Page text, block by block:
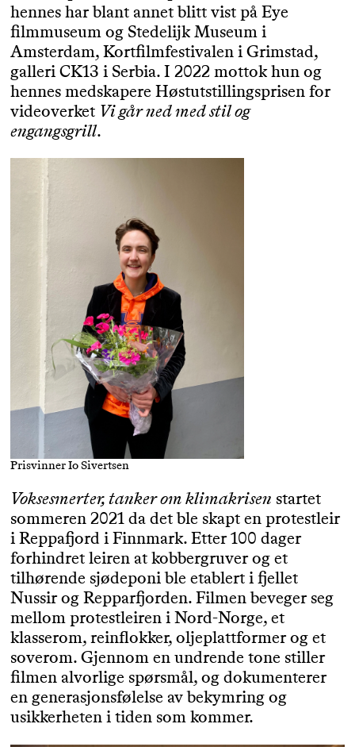
hennes har blant annet blitt vist på Eye
filmmuseum og Stedelijk Museum i
Amsterdam, Kortfilmfestivalen i Grimstad,
galleri CK13 i Serbia. I 2022 mottok hun og
hennes medskapere Høstutstillingsprisen for
videoverket Vi går ned med stil og
engangsgrill.
Prisvinner Io Sivertsen
Voksesmerter, tanker om klimakrisen startet
sommeren 2021 da det ble skapt en protestleir
i Reppafjord i Finnmark. Etter 100 dager
forhindret leiren at kobbergruver og et
tilhørende sjødeponi ble etablert i fjellet
Nussir og Repparfjorden. Filmen beveger seg
mellom protestleiren i Nord-Norge, et
klasserom, reinflokker, oljeplattformer og et
soverom. Gjennom en undrende tone stiller
filmen alvorlige spørsmål, og dokumenterer
en generasjonsfølelse av bekymring og
usikkerheten i tiden som kommer.